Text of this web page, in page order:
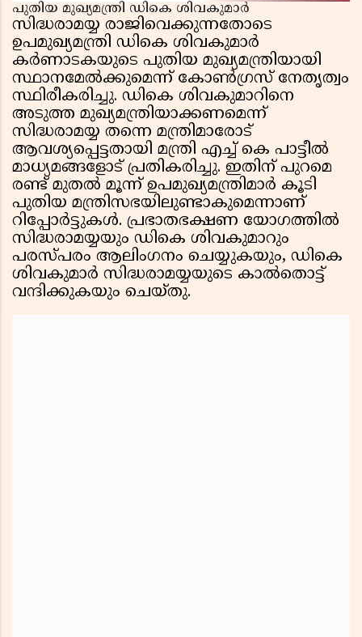
പുതിയ മുഖ്യമന്ത്രി ഡികെ ശിവകുമാർ
സിദ്ധരാമയ്യ രാജിവെക്കുന്നതോടെ
ഉപമുഖ്യമന്ത്രി ഡികെ ശിവകുമാർ
കർണാടകയുടെ പുതിയ മുഖ്യമന്ത്രിയായി
സ്ഥാനമേൽക്കുമെന്ന് കോൺഗ്രസ് നേതൃത്വം
സ്ഥിരീകരിച്ചു. ഡികെ ശിവകുമാറിനെ
അടുത്ത മുഖ്യമന്ത്രിയാക്കണമെന്ന്
സിദ്ധരാമയ്യ തന്നെ മന്ത്രിമാരോട്
ആവശ്യപ്പെട്ടതായി മന്ത്രി എച്ച് കെ പാട്ടീൽ
മാധ്യമങ്ങളോട് പ്രതികരിച്ചു. ഇതിന് പുറമെ
രണ്ട് മുതൽ മൂന്ന് ഉപമുഖ്യമന്ത്രിമാർ കൂടി
പുതിയ മന്ത്രിസഭയിലുണ്ടാകുമെന്നാണ്
റിപ്പോർട്ടുകൾ. പ്രഭാതഭക്ഷണ യോഗത്തിൽ
സിദ്ധരാമയ്യയും ഡികെ ശിവകുമാറും
പരസ്പരം ആലിംഗനം ചെയ്യുകയും, ഡികെ
ശിവകുമാർ സിദ്ധരാമയ്യയുടെ കാൽതൊട്ട്
വന്ദിക്കുകയും ചെയ്തു.